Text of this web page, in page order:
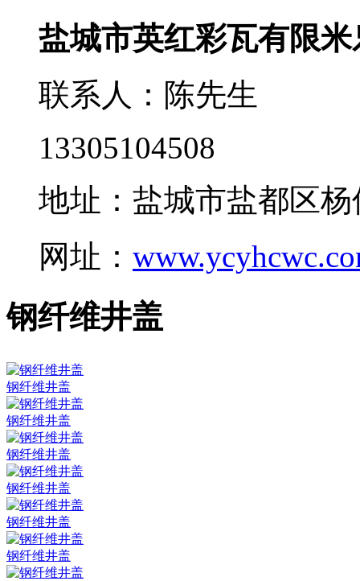
盐城市英红彩瓦有限
联系人：陈先生
13305104508
地址：盐城市盐都区
网址：
钢纤维井盖
钢纤维井盖
钢纤维井盖
钢纤维井盖
钢纤维井盖
钢纤维井盖
钢纤维井盖